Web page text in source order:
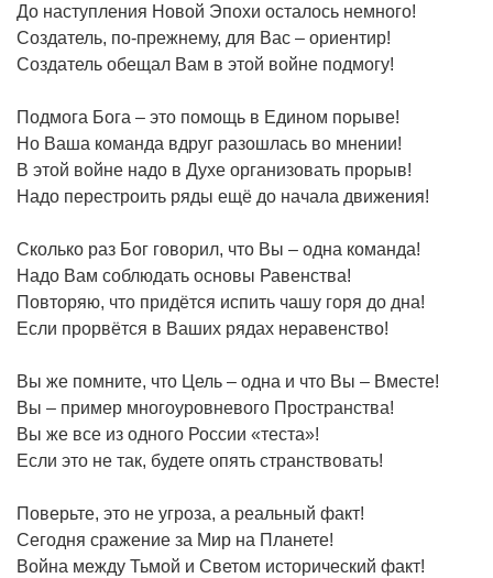
До наступления Новой Эпохи осталось немного!
Создатель, по-прежнему, для Вас – ориентир!
Создатель обещал Вам в этой войне подмогу!
Подмога Бога – это помощь в Едином порыве!
Но Ваша команда вдруг разошлась во мнении!
В этой войне надо в Духе организовать прорыв!
Надо перестроить ряды ещё до начала движения!
Сколько раз Бог говорил, что Вы – одна команда!
Надо Вам соблюдать основы Равенства!
Повторяю, что придётся испить чашу горя до дна!
Если прорвётся в Ваших рядах неравенство!
Вы же помните, что Цель – одна и что Вы – Вместе!
Вы – пример многоуровневого Пространства!
Вы же все из одного России «теста»!
Если это не так, будете опять странствовать!
Поверьте, это не угроза, а реальный факт!
Сегодня сражение за Мир на Планете!
Война между Тьмой и Светом исторический факт!